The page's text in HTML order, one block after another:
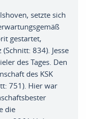
setzte sich
gestartet,
834). Jesse
des Tages. Den
des KSK
751). Hier war
die